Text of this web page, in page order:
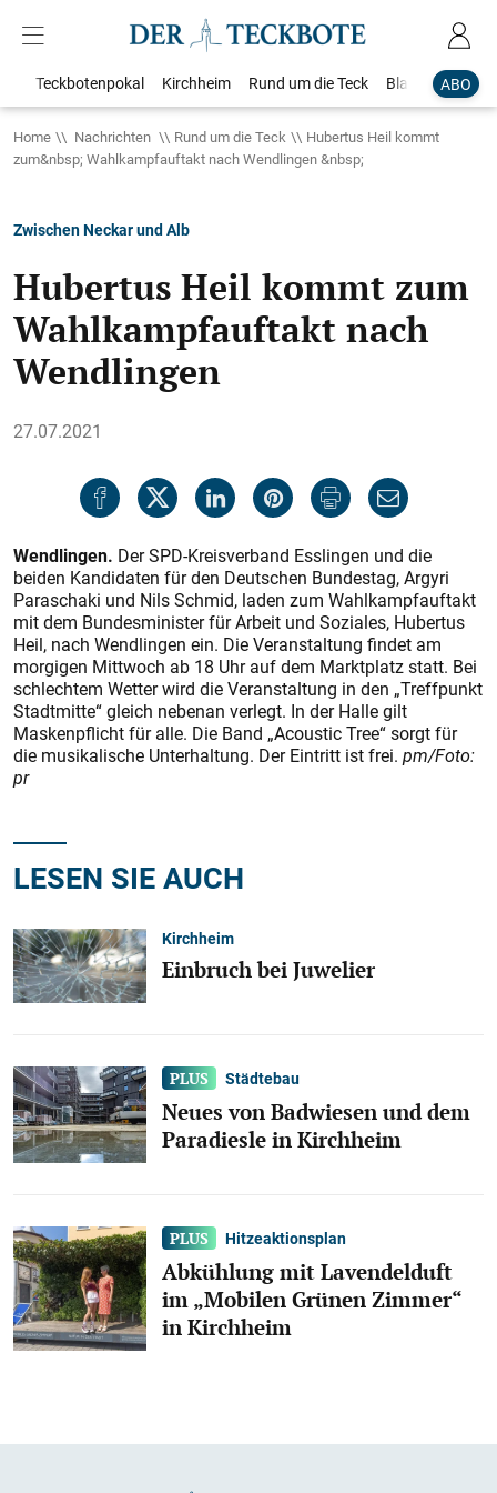
ABO
Teckbotenpokal Kirchheim Rund um die Teck Blaulicht
Home Nachrichten Rund um die Teck
Hubertus Heil kommt
zum&nbsp; Wahlkampfauftakt nach Wendlingen &nbsp;
Zwischen Neckar und Alb
Hubertus Heil kommt zum
Wahlkampfauftakt nach
Wendlingen
27.07.2021
Wendlingen. Der SPD-Kreisverband Esslingen und die
beiden Kandidaten für den Deutschen Bundestag, Argyri
Paraschaki und Nils Schmid, laden zum Wahlkampfauftakt
mit dem Bundesminister für Arbeit und Soziales, Hubertus
Heil, nach Wendlingen ein. Die Veranstaltung findet am
morgigen Mittwoch ab 18 Uhr auf dem Marktplatz statt. Bei
schlechtem Wetter wird die Veranstaltung in den „Treffpunkt
Stadtmitte“ gleich nebenan verlegt. In der Halle gilt
Maskenpflicht für alle. Die Band „Acoustic Tree“ sorgt für
die musikalische Unterhaltung. Der Eintritt ist frei. pm/Foto:
pr
LESEN SIE AUCH
Kirchheim
Einbruch bei Juwelier
Städtebau
Neues von Badwiesen und dem
Paradiesle in Kirchheim
Hitzeaktionsplan
Abkühlung mit Lavendelduft
im „Mobilen Grünen Zimmer“
in Kirchheim